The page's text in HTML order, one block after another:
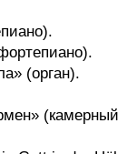
(орган).
(камерный